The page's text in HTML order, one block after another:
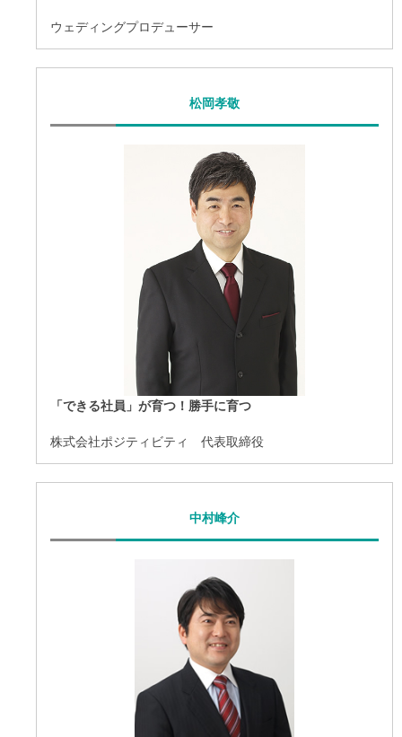
ウェディングプロデューサー
松岡孝敬
「できる社員」が育つ！勝手に育つ
株式会社ポジティビティ 代表取締役
中村峰介